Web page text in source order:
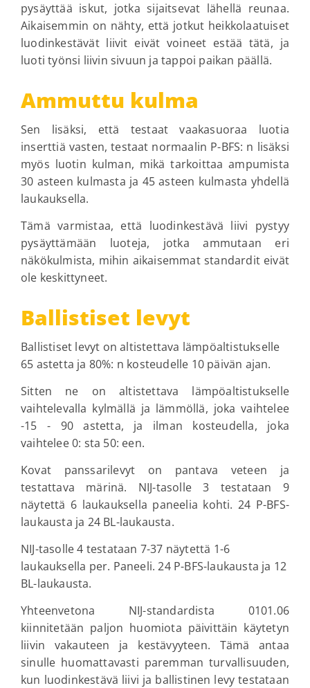
pysäyttää iskut, jotka sijaitsevat lähellä reunaa.
Aikaisemmin on nähty, että jotkut heikkolaatuiset
luodinkestävät liivit eivät voineet estää tätä, ja
luoti työnsi liivin sivuun ja tappoi paikan päällä.
Ammuttu kulma
Sen lisäksi, että testaat vaakasuoraa luotia
inserttiä vasten, testaat normaalin P-BFS: n lisäksi
myös luotin kulman, mikä tarkoittaa ampumista
30 asteen kulmasta ja 45 asteen kulmasta yhdellä
laukauksella.
Tämä varmistaa, että luodinkestävä liivi pystyy
pysäyttämään luoteja, jotka ammutaan eri
näkökulmista, mihin aikaisemmat standardit eivät
ole keskittyneet.
Ballistiset levyt
Ballistiset levyt on altistettava lämpöaltistukselle
65 astetta ja 80%: n kosteudelle 10 päivän ajan.
Sitten ne on altistettava lämpöaltistukselle
vaihtelevalla kylmällä ja lämmöllä, joka vaihtelee
-15 - 90 astetta, ja ilman kosteudella, joka
vaihtelee 0: sta 50: een.
Kovat panssarilevyt on pantava veteen ja
testattava märinä. NIJ-tasolle 3 testataan 9
näytettä 6 laukauksella paneelia kohti. 24 P-BFS-
laukausta ja 24 BL-laukausta.
NIJ-tasolle 4 testataan 7-37 näytettä 1-6
laukauksella per. Paneeli. 24 P-BFS-laukausta ja 12
BL-laukausta.
Yhteenvetona NIJ-standardista 0101.06
kiinnitetään paljon huomiota päivittäin käytetyn
liivin vakauteen ja kestävyyteen. Tämä antaa
sinulle huomattavasti paremman turvallisuuden,
kun luodinkestävä liivi ja ballistinen levy testataan